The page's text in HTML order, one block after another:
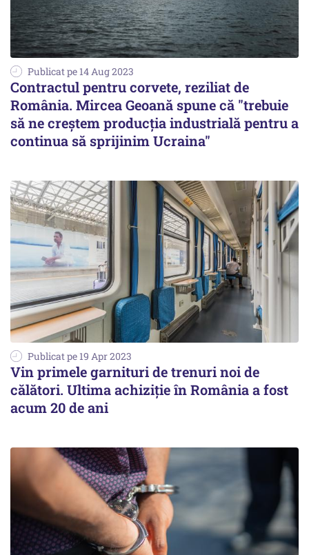
Publicat pe 14 Aug 2023
Contractul pentru corvete, reziliat de
România. Mircea Geoană spune că "trebuie
să ne creştem producţia industrială pentru a
continua să sprijinim Ucraina"
Publicat pe 19 Apr 2023
Vin primele garnituri de trenuri noi de
călători. Ultima achiziţie în România a fost
acum 20 de ani